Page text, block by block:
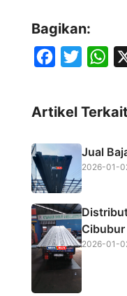
Bagikan:
e
b
o
o
k
t
e
W
t
A
Artikel Terkait
Jual
2026-01-
Cibubur
2026-01-